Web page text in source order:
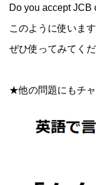
Do you accept
このように使います
ぜひ使ってみてくだ
★他の問題にもチャ